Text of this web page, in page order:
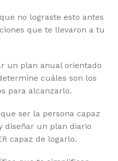
no lograste esto antes
que te llevaron a tu
un plan anual orientado
cuáles son los
para alcanzarlo.
ser la persona capaz
diseñar un plan diario
capaz de logarlo.